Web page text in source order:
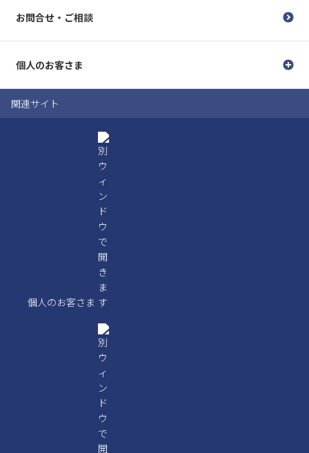
お問合せ・ご相談
個人のお客さま
関連サイト
個人のお客さま